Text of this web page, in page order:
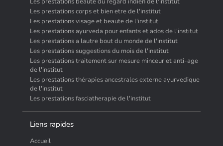
Les prestations corps et bien etre de l'institut
Les prestations visage et beaute de l'institut
Les prestations ayurveda pour enfants et ados de l'institut
Les prestations a lautre bout du monde de l'institut
Les prestations suggestions du mois de l'institut
Les prestations traitement sur mesure minceur et anti-age
de l'institut
Les prestations thérapies ancestrales externe ayurvedique
de l'institut
Les prestations fasciatherapie de l'institut
Liens rapides
Accueil